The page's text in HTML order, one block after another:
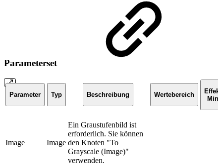
Parameterset
Parameter Typ Beschreibung Wertebereich
Effekt
Min
Image Image
Ein Graustufenbild ist
erforderlich. Sie können
den Knoten "To
Grayscale (Image)"
verwenden.